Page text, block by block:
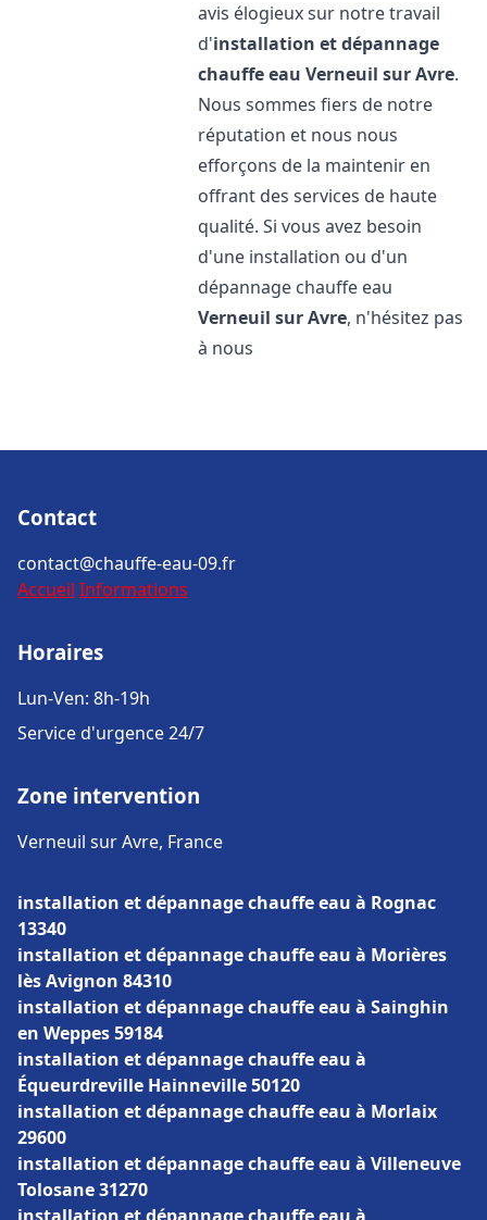
avis élogieux sur notre travail
d'installation et dépannage
chauffe eau Verneuil sur Avre.
Nous sommes fiers de notre
réputation et nous nous
efforçons de la maintenir en
offrant des services de haute
qualité. Si vous avez besoin
d'une installation ou d'un
dépannage chauffe eau
Verneuil sur Avre, n'hésitez pas
à nous
Contact
contact@chauffe-eau-09.fr
Accueil Informations
Horaires
Lun-Ven: 8h-19h
Service d'urgence 24/7
Zone intervention
Verneuil sur Avre, France
installation et dépannage chauffe eau à Rognac
13340
installation et dépannage chauffe eau à Morières
lès Avignon 84310
installation et dépannage chauffe eau à Sainghin
en Weppes 59184
installation et dépannage chauffe eau à
Équeurdreville Hainneville 50120
installation et dépannage chauffe eau à Morlaix
29600
installation et dépannage chauffe eau à Villeneuve
Tolosane 31270